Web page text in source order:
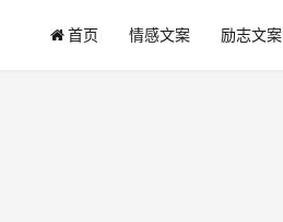
首页 情感文案 励志文案